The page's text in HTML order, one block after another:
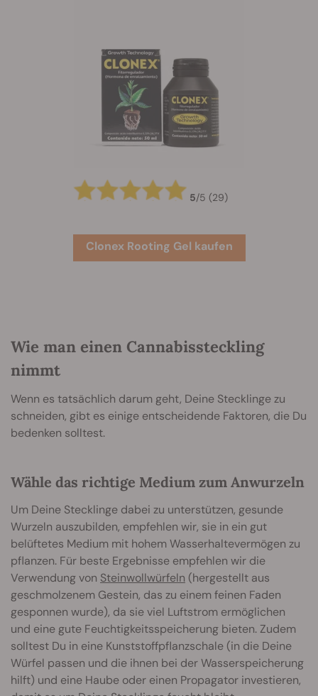
5/5 (29)
Clonex Rooting Gel kaufen
Wie man einen Cannabissteckling
nimmt
Wenn es tatsächlich darum geht, Deine Stecklinge zu
schneiden, gibt es einige entscheidende Faktoren, die Du
bedenken solltest.
Wähle das richtige Medium zum Anwurzeln
Um Deine Stecklinge dabei zu unterstützen, gesunde
Wurzeln auszubilden, empfehlen wir, sie in ein gut
belüftetes Medium mit hohem Wasserhaltevermögen zu
pflanzen. Für beste Ergebnisse empfehlen wir die
Verwendung von Steinwollwürfeln (hergestellt aus
geschmolzenem Gestein, das zu einem feinen Faden
gesponnen wurde), da sie viel Luftstrom ermöglichen
und eine gute Feuchtigkeitsspeicherung bieten. Zudem
solltest Du in eine Kunststoffpflanzschale (in die Deine
Würfel passen und die ihnen bei der Wasserspeicherung
hilft) und eine Haube oder einen Propagator investieren,